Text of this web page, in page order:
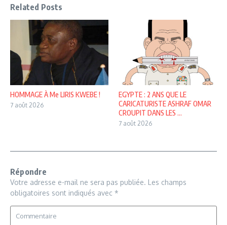
Related Posts
HOMMAGE À Me LIRIS KWEBE !
7 août 2026
EGYPTE : 2 ANS QUE LE
CARICATURISTE ASHRAF OMAR
CROUPIT DANS LES ...
7 août 2026
Répondre
Votre adresse e-mail ne sera pas publiée. Les champs
obligatoires sont indiqués avec *